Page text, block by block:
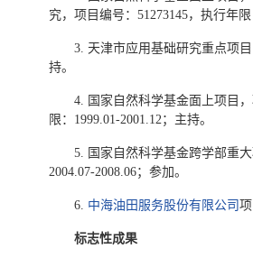
究，项目编号：51273145，执行年
3. 天津市应用基础研究重点项
持。
4. 国家自然科学基金面上项目
限：1999.01-2001.12；主持。
5. 国家自然科学基金跨学部重
2004.07-2008.06；参加。
6. 中海油田服务股份有限公司
标志性成果